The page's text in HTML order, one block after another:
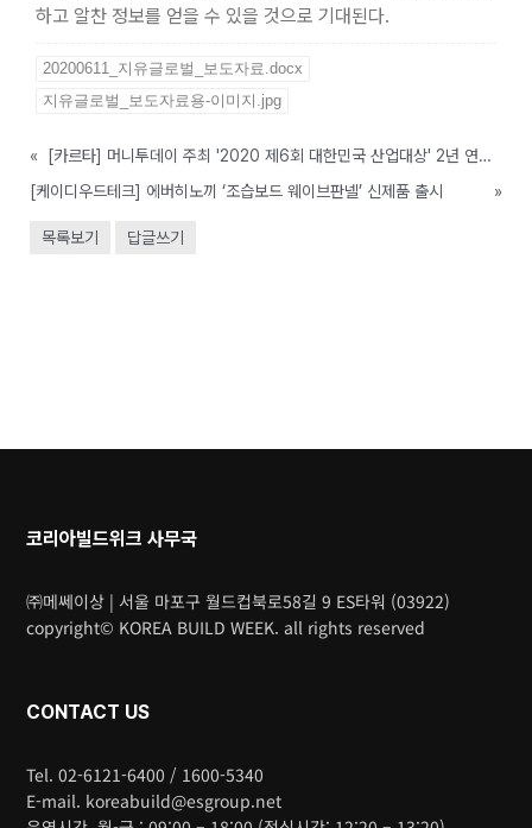
하고 알찬 정보를 얻을 수 있을 것으로 기대된다.
20200611_지유글로벌_보도자료.docx
지유글로벌_보도자료용-이미지.jpg
«
[카르타] 머니투데이 주최 '2020 제6회 대한민국 산업대상' 2년 연속상, 'ICT대상' 수상 기업으로 선정
[케이디우드테크] 에버히노끼 ‘조습보드 웨이브판넬’ 신제품 출시
»
목록보기 답글쓰기
코리아빌드위크 사무국
㈜메쎄이상 | 서울 마포구 월드컵북로58길 9 ES타워 (03922)
copyright© KOREA BUILD WEEK. all rights reserved
CONTACT US
Tel. 02-6121-6400 / 1600-5340
E-mail. koreabuild@esgroup.net